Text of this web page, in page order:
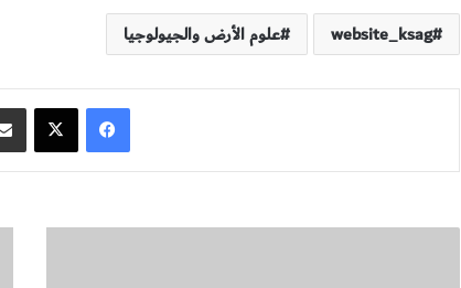
website_ksag علوم الأرض والجيولوجيا
فيسبوك ‫X